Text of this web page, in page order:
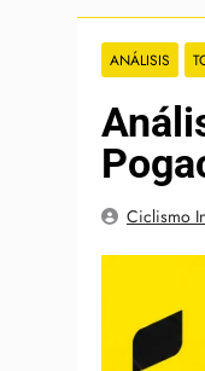
ANÁLISIS
Ciclismo